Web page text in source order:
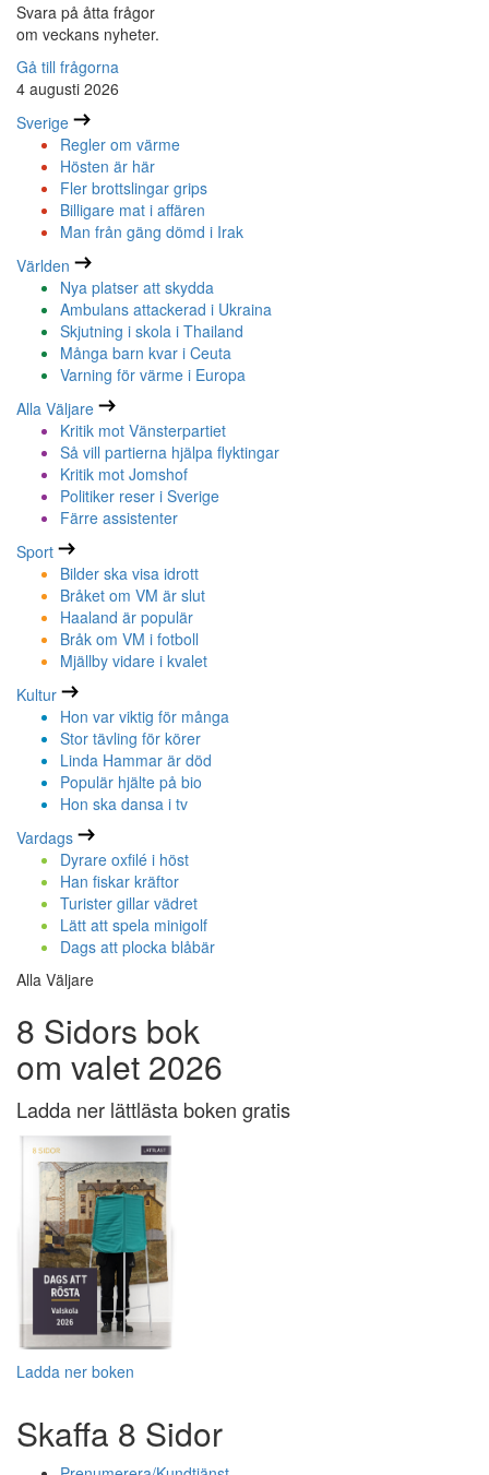
Svara på åtta frågor
om veckans nyheter.
Gå till frågorna
4 augusti 2026
Sverige
Regler om värme
Hösten är här
Fler brottslingar grips
Billigare mat i affären
Man från gäng dömd i Irak
Världen
Nya platser att skydda
Ambulans attackerad i Ukraina
Skjutning i skola i Thailand
Många barn kvar i Ceuta
Varning för värme i Europa
Alla Väljare
Kritik mot Vänsterpartiet
Så vill partierna hjälpa flyktingar
Kritik mot Jomshof
Politiker reser i Sverige
Färre assistenter
Sport
Bilder ska visa idrott
Bråket om VM är slut
Haaland är populär
Bråk om VM i fotboll
Mjällby vidare i kvalet
Kultur
Hon var viktig för många
Stor tävling för körer
Linda Hammar är död
Populär hjälte på bio
Hon ska dansa i tv
Vardags
Dyrare oxfilé i höst
Han fiskar kräftor
Turister gillar vädret
Lätt att spela minigolf
Dags att plocka blåbär
Alla Väljare
8 Sidors bok
om valet 2026
Ladda ner lättlästa boken gratis
Ladda ner boken
Skaffa 8 Sidor